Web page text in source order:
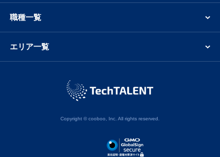
職種一覧
エリア一覧
Copyright © cooboo, Inc. All rights reserved.